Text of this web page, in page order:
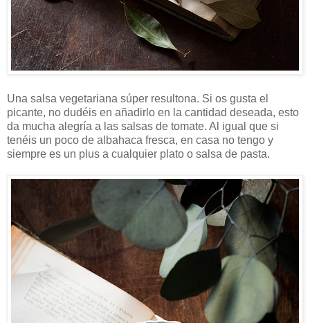
Una salsa vegetariana súper resultona. Si os gusta el
picante, no dudéis en añadirlo en la cantidad deseada, esto
da mucha alegría a las salsas de tomate. Al igual que si
tenéis un poco de albahaca fresca, en casa no tengo y
siempre es un plus a cualquier plato o salsa de pasta.